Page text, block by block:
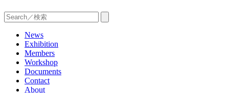
News
Exhibition
Members
Workshop
Documents
Contact
About